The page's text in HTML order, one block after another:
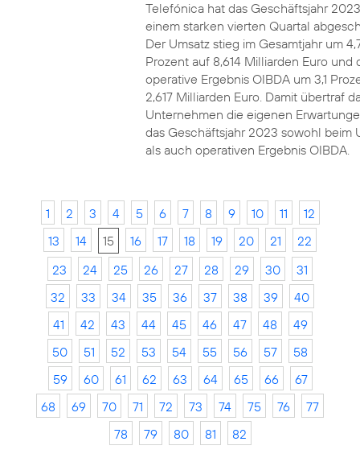
Telefónica hat das Geschäftsjahr
einem starken vierten Quartal
Der Umsatz stieg im Gesamtjahr um
Prozent auf 8,614 Milliarden Euro und
operative Ergebnis OIBDA um 3,1
2,617 Milliarden Euro. Damit übertraf
Unternehmen die eigenen
das Geschäftsjahr 2023 sowohl beim
als auch operativen Ergebnis OIBDA.
1 2 3 4 5 6 7 8 9 10 11
12
13
14 15 16 17 18 19 20 21
22
23
24 25 26 27 28 29 30
31
32
33 34 35 36 37 38 39
40
41
42 43 44 45 46 47 48
49
50
51 52 53 54 55 56 57
58
59
60 61 62 63 64 65 66
67
68
69 70 71 72 73 74 75 76
77
78
79 80 81 82